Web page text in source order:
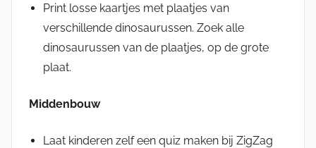
Print losse kaartjes met plaatjes van
verschillende dinosaurussen. Zoek alle
dinosaurussen van de plaatjes, op de grote
plaat.
Middenbouw
Laat kinderen zelf een quiz maken bij ZigZag